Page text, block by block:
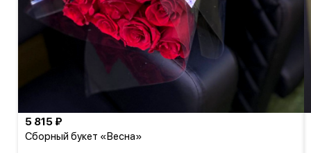
Сборный букет «Весна»
5 815 ₽